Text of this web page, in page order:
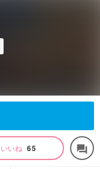
いいね 65 forum